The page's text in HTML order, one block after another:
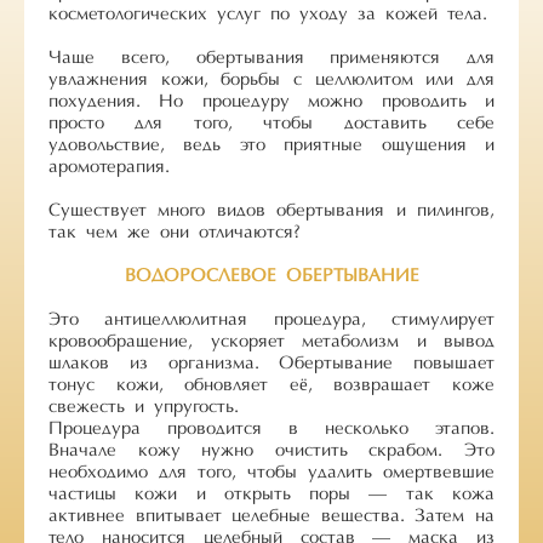
косметологических услуг по уходу за кожей тела.
Чаще всего, обертывания применяются для
увлажнения кожи, борьбы с целлюлитом или для
похудения. Но процедуру можно проводить и
просто для того, чтобы доставить себе
удовольствие, ведь это приятные ощущения и
аромотерапия.
Существует много видов обертывания и пилингов,
так чем же они отличаются?
ВОДОРОСЛЕВОЕ ОБЕРТЫВАНИЕ
Это антицеллюлитная процедура, стимулирует
кровообращение, ускоряет метаболизм и вывод
шлаков из организма. Обертывание повышает
тонус кожи, обновляет её, возвращает коже
свежесть и упругость.
Процедура проводится в несколько этапов.
Вначале кожу нужно очистить скрабом. Это
необходимо для того, чтобы удалить омертвевшие
частицы кожи и открыть поры — так кожа
активнее впитывает целебные вещества. Затем на
тело наносится целебный состав — маска из